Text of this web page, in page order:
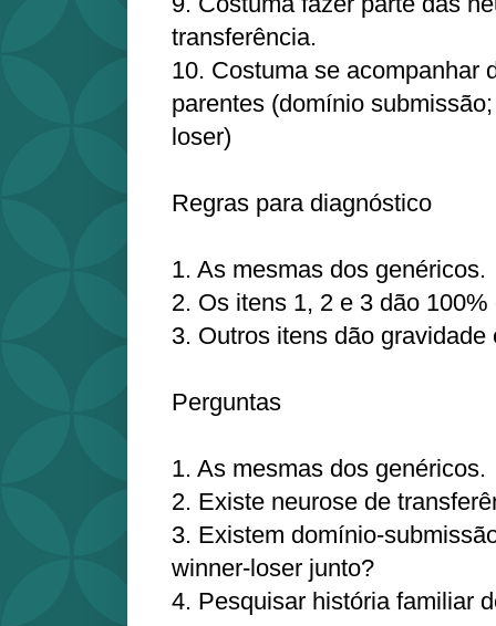
transferência.
10. Costuma se acompanhar
parentes (domínio
loser)
Regras para diagnóstico
1. As mesmas dos genéricos.
2. Os itens 1, 2 e 3 dão
3. Outros itens dão
Perguntas
1. As mesmas dos genéricos.
2. Existe neurose de
3. Existem domínio-
winner-loser junto?
4. Pesquisar história familiar